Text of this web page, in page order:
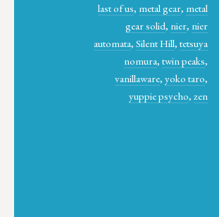
last of us, metal gear, metal
gear solid, nier, nier
automata,Silent Hill,tetsuya
nomura,twin peaks,
vanillaware,yoko taro,
yuppie psycho,zen